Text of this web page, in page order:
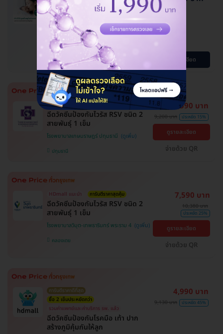
ผ่อน 0% นาน 6 เดือน
ปรึกษาหมอฟรี
ประหยัดได้หลายหมื่น
ทำ ICSI ดูแลโดยสูตินรีแพทย์ เฉพาะ
ทางเวชศาสตร์การเจริญพันธ์ุ
โปรขายดี! HDmall แนะนำ ดูรายละเอียด
HDmall แนะนำ การันตีราคาสุดคุ้ม
ฉีดวัคซีนป้องกันไวรัส RSV ชนิด 2
สายพันธ์ุ 1 เข็ม
โรงพยาบาลเกษมราษฎร์ ปทุมธานี
ปทุมธานี
7,590 บาท
9,200 บาท ประหยัด 15%
ดูรายละเอียด
จ่ายด้วย QR
HDmall แนะนำ การันตีราคาสุดคุ้ม
ฉีดวัคซีนป้องกันไวรัส RSV ชนิด 2
สายพันธ์ุ 1 เข็ม
โรงพยาบาลวิมุต-เทพธารินทร์ พระราม 4
คลองเตย
7,590 บาท
10,380 บาท
ประหยัด 25%
ดูรายละเอียด
จ่ายด้วย QR
การันตีราคาดีที่สุด
ซื้อ 2 เข็มประหยัดกว่า
รวมค่าแพทย์และค่าบริการ รพ. แล้ว
ฉีดวัคซีนป้องกันโรคมือ เท้า ปาก
สร้างภูมิคุ้มกันให้ลูก
4,990 บาท
9,130 บาท ประหยัด 45%